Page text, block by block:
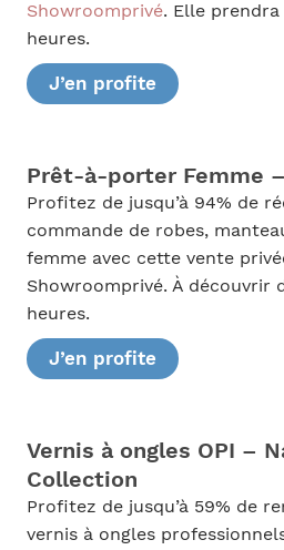
Showroomprivé. Elle prendra
heures.
J’en profite
Prêt-à-porter Femme
Profitez de jusqu’à 94% de
commande de robes,
femme avec cette vente
Showroomprivé. À découvrir
heures.
J’en profite
Vernis à ongles OPI –
Collection
Profitez de jusqu’à 59% de
vernis à ongles